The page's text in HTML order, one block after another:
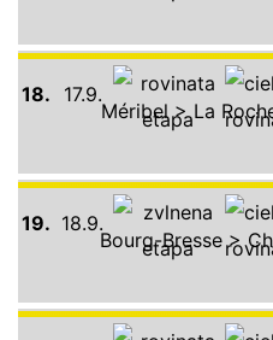
18. 17.9.
Méribel > La
19. 18.9.
Bourg-Bresse >